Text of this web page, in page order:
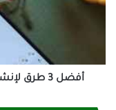
نص
Samsung
أفضل 3 طرق لإنشاء نص جماعي على هواتف Samsung